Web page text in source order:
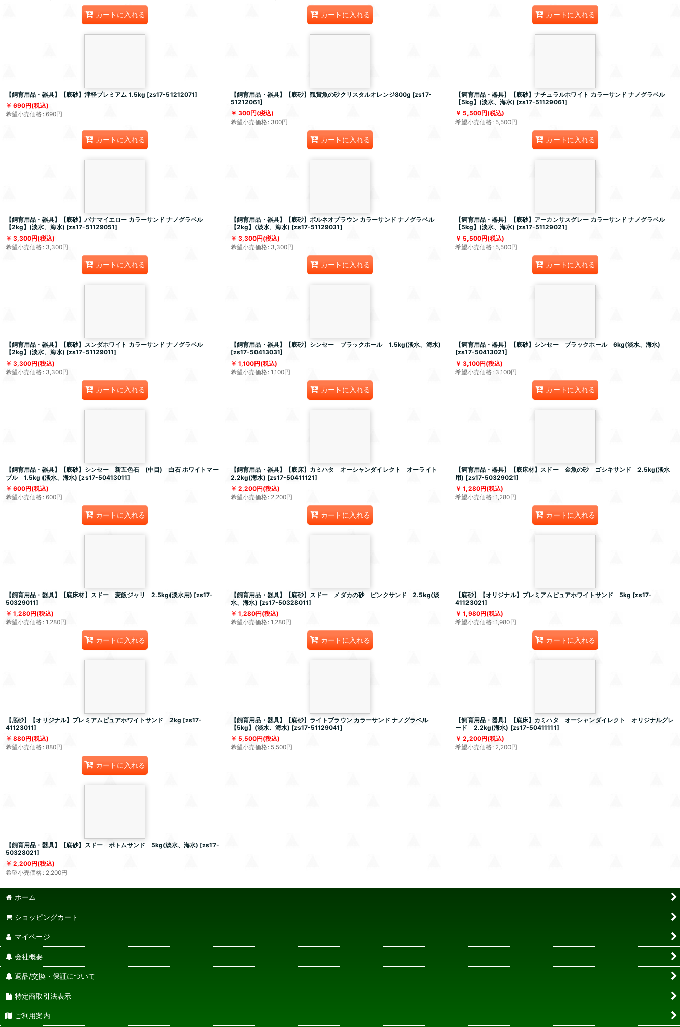
カートに入れる カートに入れる カートに入れる
【飼育用品・器具】【底砂】津軽プレミアム 1.5kg [zs17-51212071]
690円(税込)
希望小売価格: 690円
カートに入れる
【飼育用品・器具】【底砂】観賞魚の砂クリスタルオレンジ800g [zs17-
51212061]
300円(税込)
希望小売価格: 300円
カートに入れる
【飼育用品・器具】【底砂】ナチュラルホワイト カラーサンド ナノグラベル
【5kg】(淡水、海水) [zs17-51129061]
5,500円(税込)
希望小売価格: 5,500円
カートに入れる
【飼育用品・器具】【底砂】パナマイエロー カラーサンド ナノグラベル
【2kg】(淡水、海水) [zs17-51129051]
3,300円(税込)
希望小売価格: 3,300円
カートに入れる
【飼育用品・器具】【底砂】ボルネオブラウン カラーサンド ナノグラベル
【2kg】(淡水、海水) [zs17-51129031]
3,300円(税込)
希望小売価格: 3,300円
カートに入れる
【飼育用品・器具】【底砂】アーカンサスグレー カラーサンド ナノグラベル
【5kg】(淡水、海水) [zs17-51129021]
5,500円(税込)
希望小売価格: 5,500円
カートに入れる
【飼育用品・器具】【底砂】スンダホワイト カラーサンド ナノグラベル
【2kg】(淡水、海水) [zs17-51129011]
3,300円(税込)
希望小売価格: 3,300円
カートに入れる
【飼育用品・器具】【底砂】シンセー ブラックホール 1.5kg(淡水、海水)
[zs17-50413031]
1,100円(税込)
希望小売価格: 1,100円
カートに入れる
【飼育用品・器具】【底砂】シンセー ブラックホール 6kg(淡水、海水)
[zs17-50413021]
3,100円(税込)
希望小売価格: 3,100円
カートに入れる
【飼育用品・器具】【底砂】シンセー 新五色石 (中目) 白石 ホワイトマー
ブル 1.5kg (淡水、海水) [zs17-50413011]
600円(税込)
希望小売価格: 600円
カートに入れる
【飼育用品・器具】【底床】カミハタ オーシャンダイレクト オーライト
2.2kg(海水) [zs17-50411121]
2,200円(税込)
希望小売価格: 2,200円
カートに入れる
【飼育用品・器具】【底床材】スドー 金魚の砂 ゴシキサンド 2.5kg(淡水
用) [zs17-50329021]
1,280円(税込)
希望小売価格: 1,280円
カートに入れる
【飼育用品・器具】【底床材】スドー 麦飯ジャリ 2.5kg(淡水用) [zs17-
50329011]
1,280円(税込)
希望小売価格: 1,280円
カートに入れる
【飼育用品・器具】【底砂】スドー メダカの砂 ピンクサンド 2.5kg(淡
水、海水) [zs17-50328011]
1,280円(税込)
希望小売価格: 1,280円
カートに入れる
【底砂】【オリジナル】プレミアムピュアホワイトサンド 5kg [zs17-
41123021]
1,980円(税込)
希望小売価格: 1,980円
カートに入れる
【底砂】【オリジナル】プレミアムピュアホワイトサンド 2kg [zs17-
41123011]
880円(税込)
希望小売価格: 880円
カートに入れる
【飼育用品・器具】【底砂】ライトブラウン カラーサンド ナノグラベル
【5kg】(淡水、海水) [zs17-51129041]
5,500円(税込)
希望小売価格: 5,500円
【飼育用品・器具】【底床】カミハタ オーシャンダイレクト オリジナルグレ
ード 2.2kg(海水) [zs17-50411111]
2,200円(税込)
希望小売価格: 2,200円
【飼育用品・器具】【底砂】スドー ボトムサンド 5kg(淡水、海水) [zs17-
50328021]
2,200円(税込)
希望小売価格: 2,200円
ホーム
ショッピングカート
マイページ
会社概要
返品/交換・保証について
特定商取引法表示
ご利用案内